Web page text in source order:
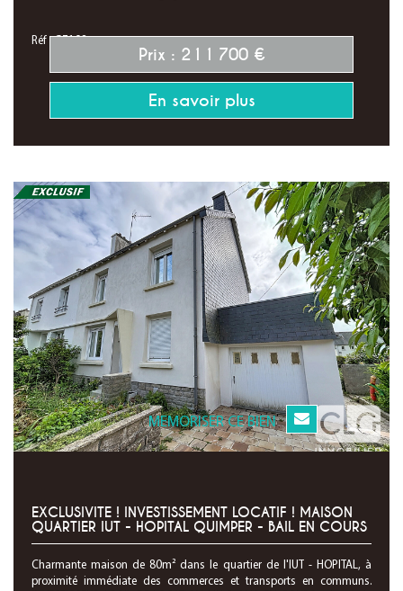
Réf : G7198
Prix : 211 700 €
En savoir plus
MEMORISER CE BIEN
EXCLUSIVITE ! INVESTISSEMENT LOCATIF ! MAISON
QUARTIER IUT - HOPITAL QUIMPER - BAIL EN COURS
Charmante maison de 80m² dans le quartier de l'IUT - HOPITAL, à
proximité immédiate des commerces et transports en communs.